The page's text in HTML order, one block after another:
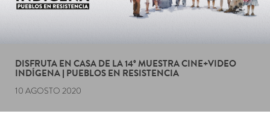
EL MUSEO
ÚLTIMOS VIDEOS
DISFRUTA EN CASA DE LA 14° MUESTRA CINE+VIDEO
INDÍGENA | PUEBLOS EN RESISTENCIA
10 AGOSTO 2020